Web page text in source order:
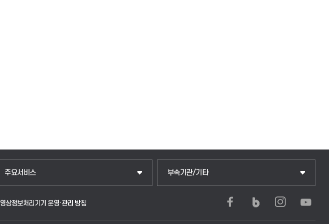
주요서비스 부속기관/기타
영상정보처리기기 운영·관리 방침